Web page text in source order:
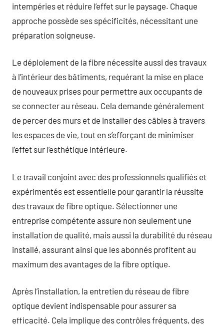
intempéries et réduire l’effet sur le paysage. Chaque
approche possède ses spécificités, nécessitant une
préparation soigneuse.
Le déploiement de la fibre nécessite aussi des travaux
à l’intérieur des bâtiments, requérant la mise en place
de nouveaux prises pour permettre aux occupants de
se connecter au réseau. Cela demande généralement
de percer des murs et de installer des câbles à travers
les espaces de vie, tout en s’efforçant de minimiser
l’effet sur l’esthétique intérieure.
Le travail conjoint avec des professionnels qualifiés et
expérimentés est essentielle pour garantir la réussite
des travaux de fibre optique. Sélectionner une
entreprise compétente assure non seulement une
installation de qualité, mais aussi la durabilité du réseau
installé, assurant ainsi que les abonnés profitent au
maximum des avantages de la fibre optique.
Après l’installation, la entretien du réseau de fibre
optique devient indispensable pour assurer sa
efficacité. Cela implique des contrôles fréquents, des